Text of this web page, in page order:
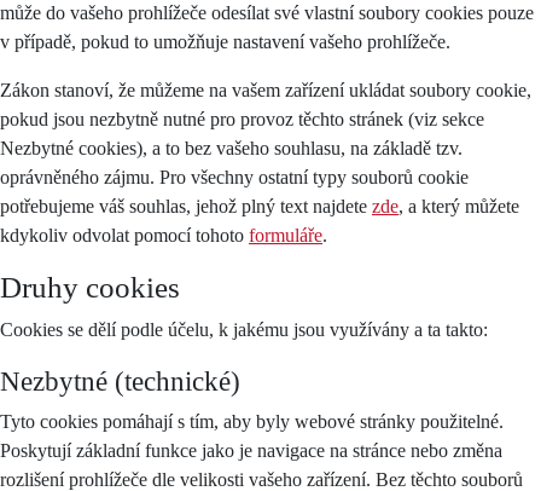
může do vašeho prohlížeče odesílat své vlastní soubory cookies pouze
v případě, pokud to umožňuje nastavení vašeho prohlížeče.
Zákon stanoví, že můžeme na vašem zařízení ukládat soubory cookie,
pokud jsou nezbytně nutné pro provoz těchto stránek (viz sekce
Nezbytné cookies), a to bez vašeho souhlasu, na základě tzv.
oprávněného zájmu. Pro všechny ostatní typy souborů cookie
potřebujeme váš souhlas, jehož plný text najdete zde, a který můžete
kdykoliv odvolat pomocí tohoto formuláře.
Druhy cookies
Cookies se dělí podle účelu, k jakému jsou využívány a ta takto:
Nezbytné (technické)
Tyto cookies pomáhají s tím, aby byly webové stránky použitelné.
Poskytují základní funkce jako je navigace na stránce nebo změna
rozlišení prohlížeče dle velikosti vašeho zařízení. Bez těchto souborů